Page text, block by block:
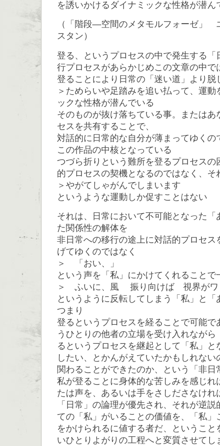
を誘いかけるダイナミックな性格が潜ん
（「階段―空間のメタモルフォーゼ」
スタン）
登る、というプロセスの中で発生する
行プロセスがあらかじめこの文章の中で
登ることにより日常の「迷い道」より脱
＞ためらいや足踏みを追い払って、運
ックな性格が潜んでいる
そのものが抜け落ちている事。またはあ
セスを共有することで、
対話的に日常的な自分が薄まってゆくの
この作品の中核となっている
つづら折りという難所を登るプロセスの
的プロセスの契機となるのではなく、そ
＞やがてしゃがんでしまいます
というような運動しか促すことはない
それは、日常において不可能となった「
た関係性の解体を
非日常への移行の途上に対話的プロセス
げてゆくのではなく
＞ 「おい、」
という声を「私」にかけてくれること
＞ ふいに、風 振り向けば 視界がワ
というように反転してしまう「私」と
つまり
登るというプロセスを経ることで可能で
うひとりの他者の立場を受け入れなが
るというプロセスを継起として「私」
したい、とかんがえていたかもしれな
関わることができたのか、という「非
私が登ることに身体的な苦しみを感じれ
たは声を、あるいは手をさしださなけれ
「日常」の論理が優先され、それが逆
ての「私」がいることの価値を、「私」
をかけられるに値する者だ、というこ
いひとりよがりの工程へと変質させてし